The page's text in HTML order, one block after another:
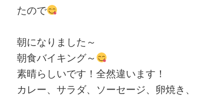
たので
朝になりました～
朝食バイキング～
素晴らしいです！全然違います！
カレー、サラダ、ソーセージ、卵焼き、